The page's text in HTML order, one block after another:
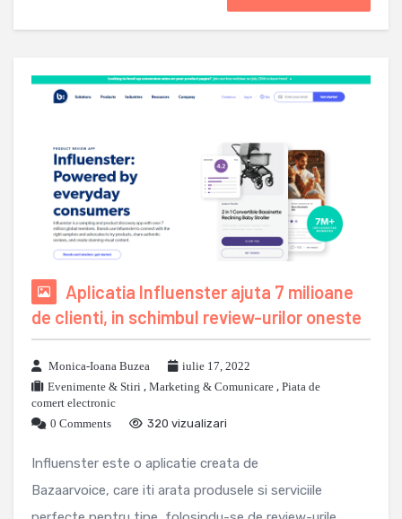
Aplicatia Influenster ajuta 7 milioane
de clienti, in schimbul review-urilor oneste
Monica-Ioana Buzea
iulie 17, 2022
Evenimente & Stiri , Marketing & Comunicare , Piata de
comert electronic
0 Comments
320 vizualizari
Influenster este o aplicatie creata de
Bazaarvoice, care iti arata produsele si serviciile